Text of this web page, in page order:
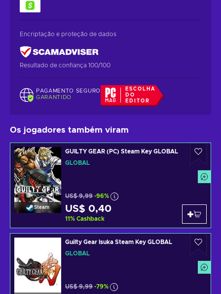
Encriptação e proteção de dados
Resultado de confiança 100/100
PAGAMENTO SEGURO
GARANTIDO
ESCOLHA
DO
EDITOR
Os jogadores também viram
Steam
GUILTY GEAR (PC) Steam Key GLOBAL
GLOBAL
US$ 9,99 -96%
US$ 0,40
11% Cashback
Guilty Gear Isuka Steam Key GLOBAL
GLOBAL
US$ 9,99 -79%